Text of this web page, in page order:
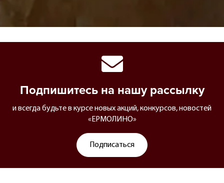
Подпишитесь на нашу рассылку
и всегда будьте в курсе новых акций, конкурсов, новостей
«ЕРМОЛИНО»
Подписаться